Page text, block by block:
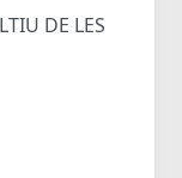
DE LES